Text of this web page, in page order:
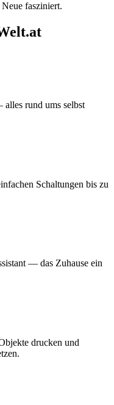
fasziniert.
rund ums selbst
Schaltungen bis zu
— das Zuhause ein
drucken und